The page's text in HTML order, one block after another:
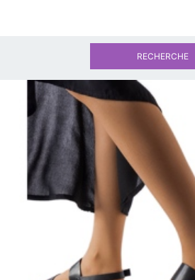
RECHERCHE